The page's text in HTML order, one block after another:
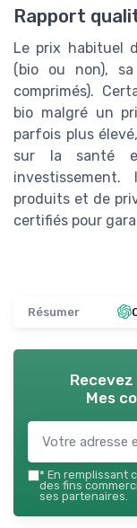
Rapport
Le prix habituel
(bio ou non),
comprimés).
bio malgré un
parfois plus
sur la santé
produits et de
certifiés pour
Résumer
Mes
* En remplissant
des fins
ses partenaires.